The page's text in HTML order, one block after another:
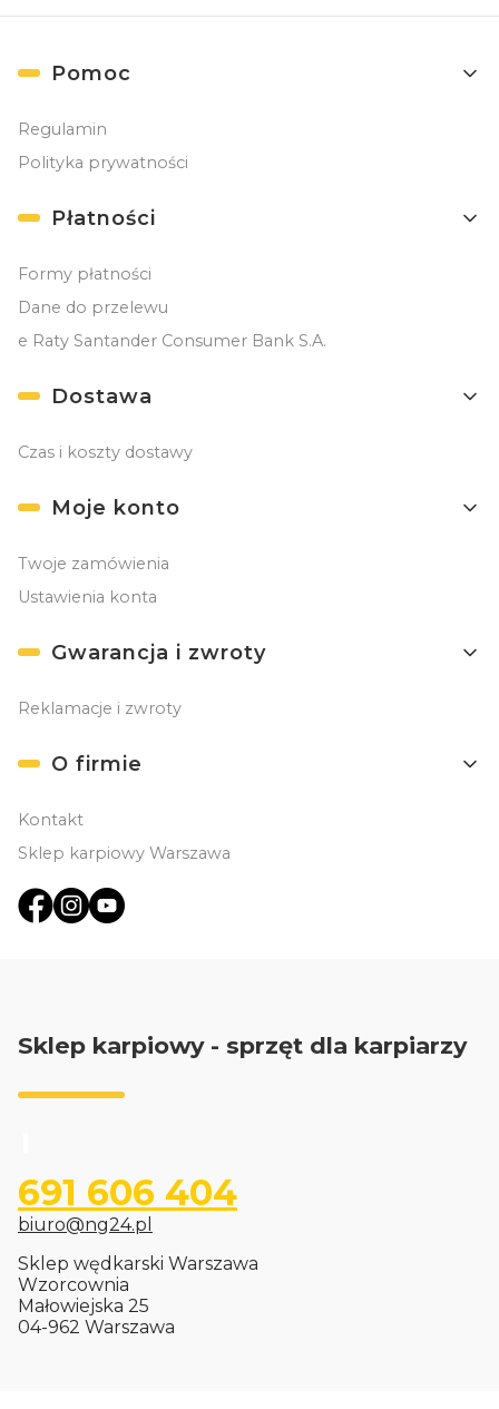
Linki w stopce
Pomoc
Regulamin
Polityka prywatności
Płatności
Formy płatności
Dane do przelewu
e Raty Santander Consumer Bank S.A.
Dostawa
Czas i koszty dostawy
Moje konto
Twoje zamówienia
Ustawienia konta
Gwarancja i zwroty
Reklamacje i zwroty
O firmie
Kontakt
Sklep karpiowy Warszawa
Sklep karpiowy - sprzęt dla karpiarzy
691 606 404
biuro@ng24.pl
Sklep wędkarski Warszawa
Wzorcownia
Małowiejska 25
04-962 Warszawa